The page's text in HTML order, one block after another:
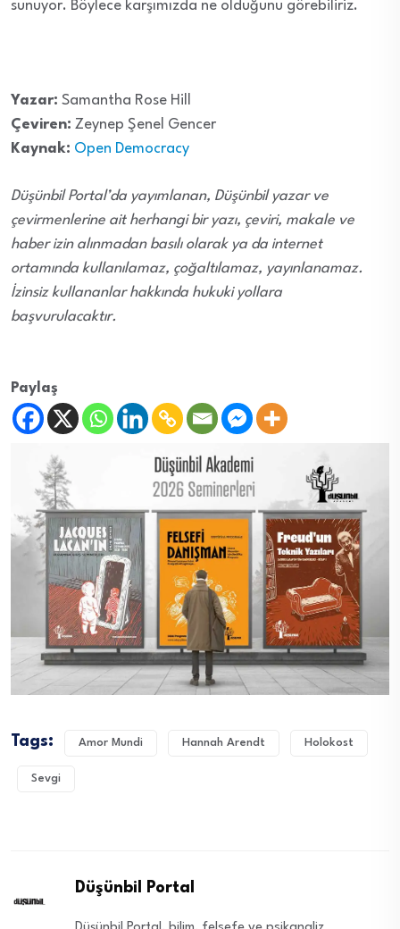
sunuyor. Böylece karşımızda ne olduğunu görebiliriz.
Yazar: Samantha Rose Hill
Çeviren: Zeynep Şenel Gencer
Kaynak: Open Democracy
Düşünbil Portal’da yayımlanan, Düşünbil yazar ve
çevirmenlerine ait herhangi bir yazı, çeviri, makale ve
haber izin alınmadan basılı olarak ya da internet
ortamında kullanılamaz, çoğaltılamaz, yayınlanamaz.
İzinsiz kullananlar hakkında hukuki yollara
başvurulacaktır.
Paylaş
Tags: Amor Mundi Hannah Arendt Holokost
Sevgi
Düşünbil Portal